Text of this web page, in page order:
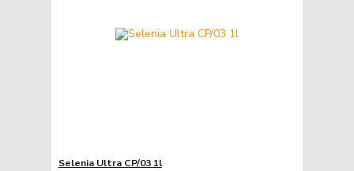
Selenia Ultra CP/03 1l